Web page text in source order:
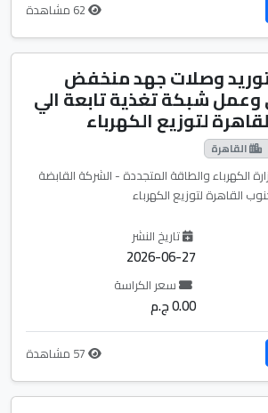
وصلات جهد منخفض
وعمل شبكة تغذية تابعة الي
لتوزيع الكهرباء
القاهرة
الكهرباء والطاقة المتجددة - الشركة القابضة
القاهرة لتوزيع الكهرباء
تاريخ النشر
2026-06-27
سعر الكراسة
0.00 ج.م